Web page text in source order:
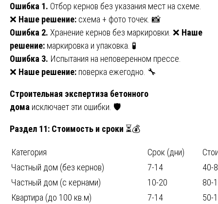
Ошибка 1. Отбор кернов без указания мест на схеме.
❌ Наше решение: схема + фото точек. 📸
Ошибка 2. Хранение кернов без маркировки. ❌ Наше
решение: маркировка и упаковка. 🧪
Ошибка 3. Испытания на неповеренном прессе.
❌ Наше решение: поверка ежегодно. 🔧
Строительная экспертиза бетонного
дома исключает эти ошибки. 🛡️
Раздел 11: Стоимость и сроки ⏳💰
Категория Срок (дни)
Частный дом (без кернов)
7-14
40-
Частный дом (с кернами)
10-20
80-
Квартира (до 100 кв.м)
7-14 50-